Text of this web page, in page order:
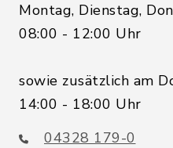
Montag, Dienstag,
08:00 - 12:00 Uhr
sowie zusätzlich am
14:00 - 18:00 Uhr
04328 179-0